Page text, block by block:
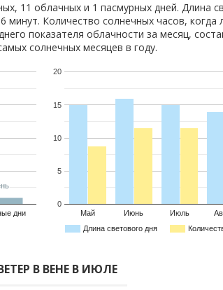
11 облачных и 1 пасмурных дней. Длина
минут. Количество солнечных часов, когда
показателя облачности за месяц,
солнечных месяцев в году.
дни
Длина светового дня
Май Июнь Июль
0
5
10
15
20
В ВЕНЕ В ИЮЛЕ